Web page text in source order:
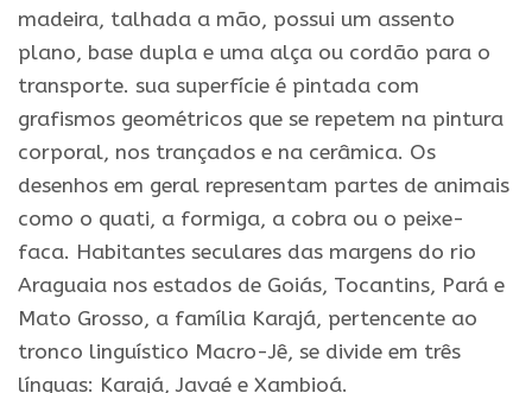
madeira, talhada a mão, possui um assento
plano, base dupla e uma alça ou cordão para o
transporte. sua superfície é pintada com
grafismos geométricos que se repetem na pintura
corporal, nos trançados e na cerâmica. Os
desenhos em geral representam partes de animais
como o quati, a formiga, a cobra ou o peixe-
faca. Habitantes seculares das margens do rio
Araguaia nos estados de Goiás, Tocantins, Pará e
Mato Grosso, a família Karajá, pertencente ao
tronco linguístico Macro-Jê, se divide em três
línguas: Karajá, Javaé e Xambioá.